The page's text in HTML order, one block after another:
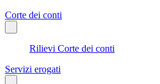
Corte dei conti
Rilievi Corte dei conti
Servizi erogati